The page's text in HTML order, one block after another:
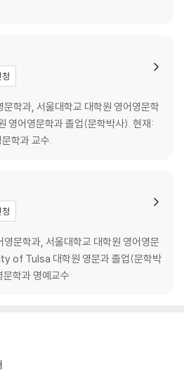
학과, 서울대학교 대학원 영어영문학
영어영문학과 졸업(문학박사). 현재:
학과 교수.
문학과, 서울대학교 대학원 영어영문
of Tulsa 대학원 영문과 졸업(문학박
학과 명예교수